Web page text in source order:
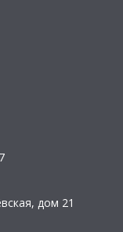
дом 21